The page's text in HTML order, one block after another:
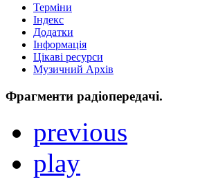
Терміни
Індекс
Додатки
Інформація
Цікаві ресурси
Музичний Архів
Фрагменти радіопередачі.
previous
play